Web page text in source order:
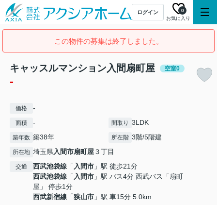
ログイン
お気に入り
0
この物件の募集は終了しました。
キャッスルマンション入間扇町屋 空室0
-
価格 -
面積 - 間取り 3LDK
築年数 築38年 所在階 3階/5階建
所在地 埼玉県 入間市扇町屋３丁目
交通 西武池袋線 「 入間市 」駅 徒歩21分
西武池袋線 「 入間市 」駅 バス4分 西武バス「扇町
屋」 停歩1分
西武新宿線 「狭山市 」駅 車15分 5.0km